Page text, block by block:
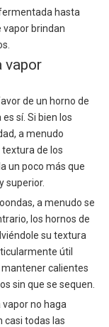
hasta
vapor brindan
vapor
de un horno de
sí. Si bien los
a menudo
de los
un poco más que
superior.
a menudo se
los hornos de
su textura
útil
calientes
sin que se sequen.
vapor no haga
casi todas las